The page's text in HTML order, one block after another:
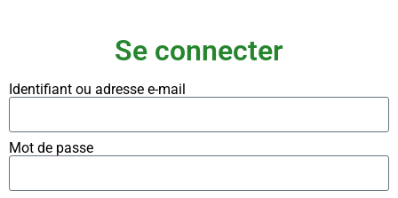
Se connecter
Identifiant ou adresse e-mail
Mot de passe